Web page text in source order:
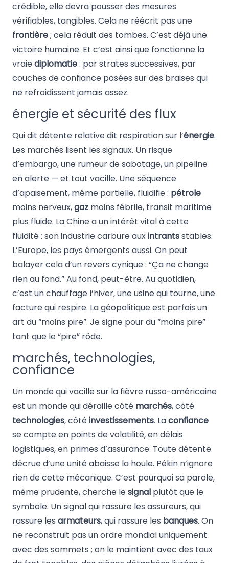
crédible, elle devra pousser des mesures
vérifiables, tangibles. Cela ne réécrit pas une
frontière; cela réduit des tombes. C’est déjà une
victoire humaine. Et c’est ainsi que fonctionne la
vraiediplomatie: par strates successives, par
couches de confiance posées sur des braises qui
ne refroidissent jamais assez.
énergie et sécurité des flux
Qui dit détente relative dit respiration sur l’énergie.
Les marchés lisent les signaux. Un risque
d’embargo, une rumeur de sabotage, un pipeline
en alerte — et tout vacille. Une séquence
d’apaisement, même partielle, fluidifie : pétrole
moins nerveux,gaz moins fébrile, transit maritime
plus fluide. La Chine a un intérêt vital à cette
fluidité : son industrie carbure auxintrantsstables.
L’Europe, les pays émergents aussi. On peut
balayer cela d’un revers cynique : “Ça ne change
rien au fond.” Au fond, peut-être. Au quotidien,
c’est un chauffage l’hiver, une usine qui tourne, une
facture qui respire. La géopolitique est parfois un
art du “moins pire”. Je signe pour du “moins pire”
tant que le “pire” rôde.
marchés, technologies,
confiance
Un monde qui vacille sur la fièvre russo-américaine
est un monde qui déraille côté marchés, côté
technologies, côtéinvestissements. Laconfiance
se compte en points de volatilité, en délais
logistiques, en primes d’assurance. Toute détente
décrue d’une unité abaisse la houle. Pékin n’ignore
rien de cette mécanique. C’est pourquoi sa parole,
même prudente, cherche lesignal plutôt que le
symbole. Un signal qui rassure les assureurs, qui
rassure les armateurs, qui rassure les banques. On
ne reconstruit pas un ordre mondial uniquement
avec des sommets ; on le maintient avec des taux